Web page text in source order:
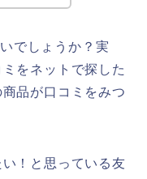
でしょうか？実
をネットで探した
品が口コミをみつ
！と思っている友